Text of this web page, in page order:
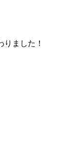
ました！